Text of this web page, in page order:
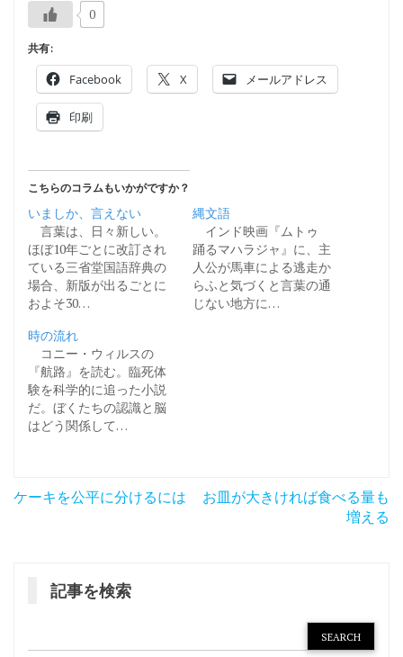
0
共有:
Facebook X メールアドレス
印刷
こちらのコラムもいかがですか？
いましか、言えない
言葉は、日々新しい。
ほぼ10年ごとに改訂され
ている三省堂国語辞典の
場合、新版が出るごとに
およそ30…
縄文語
インド映画『ムトゥ
踊るマハラジャ』に、主
人公が馬車による逃走か
らふと気づくと言葉の通
じない地方に…
時の流れ
コニー・ウィルスの
『航路』を読む。臨死体
験を科学的に追った小説
だ。ぼくたちの認識と脳
はどう関係して…
投
ケーキを公平に分けるには
お皿が大きければ食べる量も
増える
記事を検索